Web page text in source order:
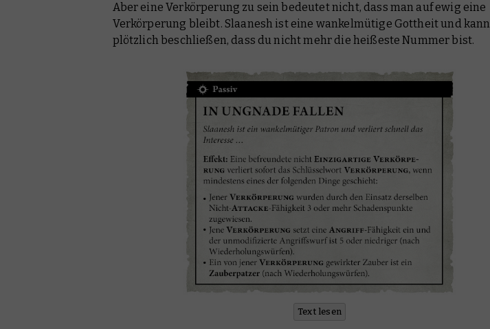
Aber eine Verkörperung zu sein bedeutet nicht, dass man auf ewig eine
Verkörperung bleibt. Slaanesh ist eine wankelmütige Gottheit und kann
plötzlich beschließen, dass du nicht mehr die heißeste Nummer bist.
Text lesen